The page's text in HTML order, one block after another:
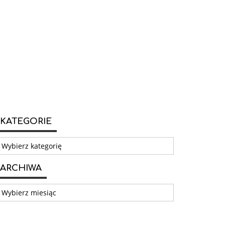
KATEGORIE
ARCHIWA